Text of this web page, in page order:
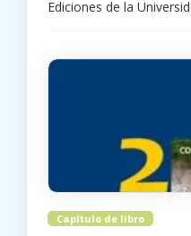
Ediciones de la
Capítulo de libro